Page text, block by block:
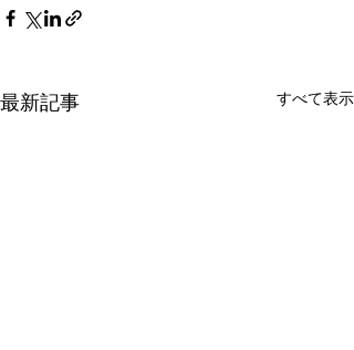
最新記事 すべて表示